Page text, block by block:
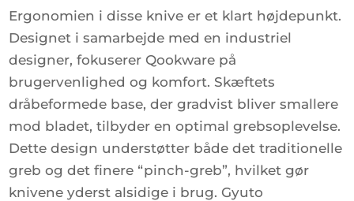
Ergonomien i disse knive er et klart højdepunkt.
Designet i samarbejde med en industriel
designer, fokuserer Qookware på
brugervenlighed og komfort. Skæftets
dråbeformede base, der gradvist bliver smallere
mod bladet, tilbyder en optimal grebsoplevelse.
Dette design understøtter både det traditionelle
greb og det finere “pinch-greb”, hvilket gør
knivene yderst alsidige i brug. Gyuto